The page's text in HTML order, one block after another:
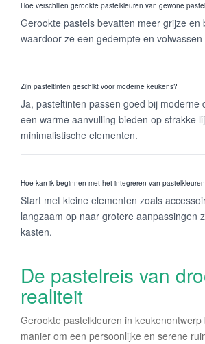
Hoe verschillen gerookte pastelkleuren van gewone
Gerookte pastels bevatten meer grijze en
waardoor ze een gedempte en
Zijn pasteltinten geschikt voor moderne keukens?
Ja, pasteltinten passen goed bij moderne
een warme aanvulling bieden op strakke
minimalistische elementen.
Hoe kan ik beginnen met het integreren van
Start met kleine elementen zoals
langzaam op naar grotere aanpassingen
kasten.
De pastelreis van
realiteit
Gerookte pastelkleuren in
manier om een persoonlijke en serene